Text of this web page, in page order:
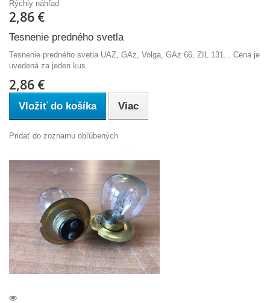
Rýchly náhľad
2,86 €
Tesnenie predného svetla
Tesnenie predného svetla UAZ, GAz, Volga, GAz 66, ZIL 131... Cena je
uvedená za jeden kus.
2,86 €
Vložiť do košíka Viac
Pridať do zoznamu obľúbených